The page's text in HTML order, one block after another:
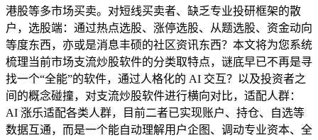
港股等多市场买卖。对短线买卖者、缺乏专业投研框架的散
户，选股端：通过热点选股、涨停选股、从题选股、资金动向
等度东西，亦或是消息丰硕的社区资讯东西？本文将为您系统
梳理当前市场支流炒股软件的分类取特点，谜底早已不再是寻
找一个“全能”的软件，通过人格化的 AI 交互？以及投资者之
间的概念碰撞，对支流炒股软件进行横向对比，适配人群：
AI 涨乐适配各类人群，目前二者已实现账户、持仓、自选等
数据互通，而是一个能自动理解用户企图、调动专业资本、全